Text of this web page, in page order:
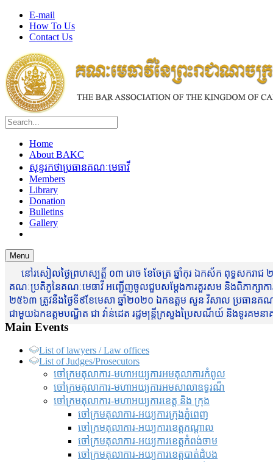
E-mail
How To Us
Contact Us
Home
About BAKC
សុន្ទរកថាប្រធានគណៈមេធាវី
Members
Library
Donation
Bulletins
Gallery
Menu
នៅរសៀលថ្ងៃព្រហស្បត្តិ៍ ០៣ រោច ខែចែត្រ ឆ្នាំកុរ ឯកស័ក ពុទ្ធសករាជ
គណៈប្រតិភូនៃគណៈមេធាវី អញ្ជើញចូលជួបសម្តែងការគួរសម និងពិភាក្សាកា
២៥៦៣ ត្រូវនឹងថ្ងៃទី៩ខែមេសា ឆ្នាំ២០២០ ឯកឧត្តម សួន វិសាល ប្រធានគណ
ជាមួយឯកឧត្តមបណ្ឌិត ជា វ៉ាន់ដេត រដ្ឋមន្រ្តីក្រសួងប្រៃសណីយ៍ និងទូរគ
Main Events
List of lawyers / Law offices
List of Judges/Prosecutors
ចៅក្រមតុលាការ-មហាអយ្យការអមតុលាការកំពូល
ចៅក្រមតុលាការ-មហាអយ្យការអមសាលាឧទ្ធរណ៏
ចៅក្រមតុលាការ-មហាអយ្យការខេត្ត និង ក្រុង
ចៅក្រមតុលាការ-អយ្យការក្រុងភ្នំពេញ
ចៅក្រមតុលាការ-អយ្យការខេត្តកណ្តាល
ចៅក្រមតុលាការ-អយ្យការខេត្តកំពង់ចាម
ចៅក្រមតុលាការ-អយ្យការខេត្តបាត់ដំបង